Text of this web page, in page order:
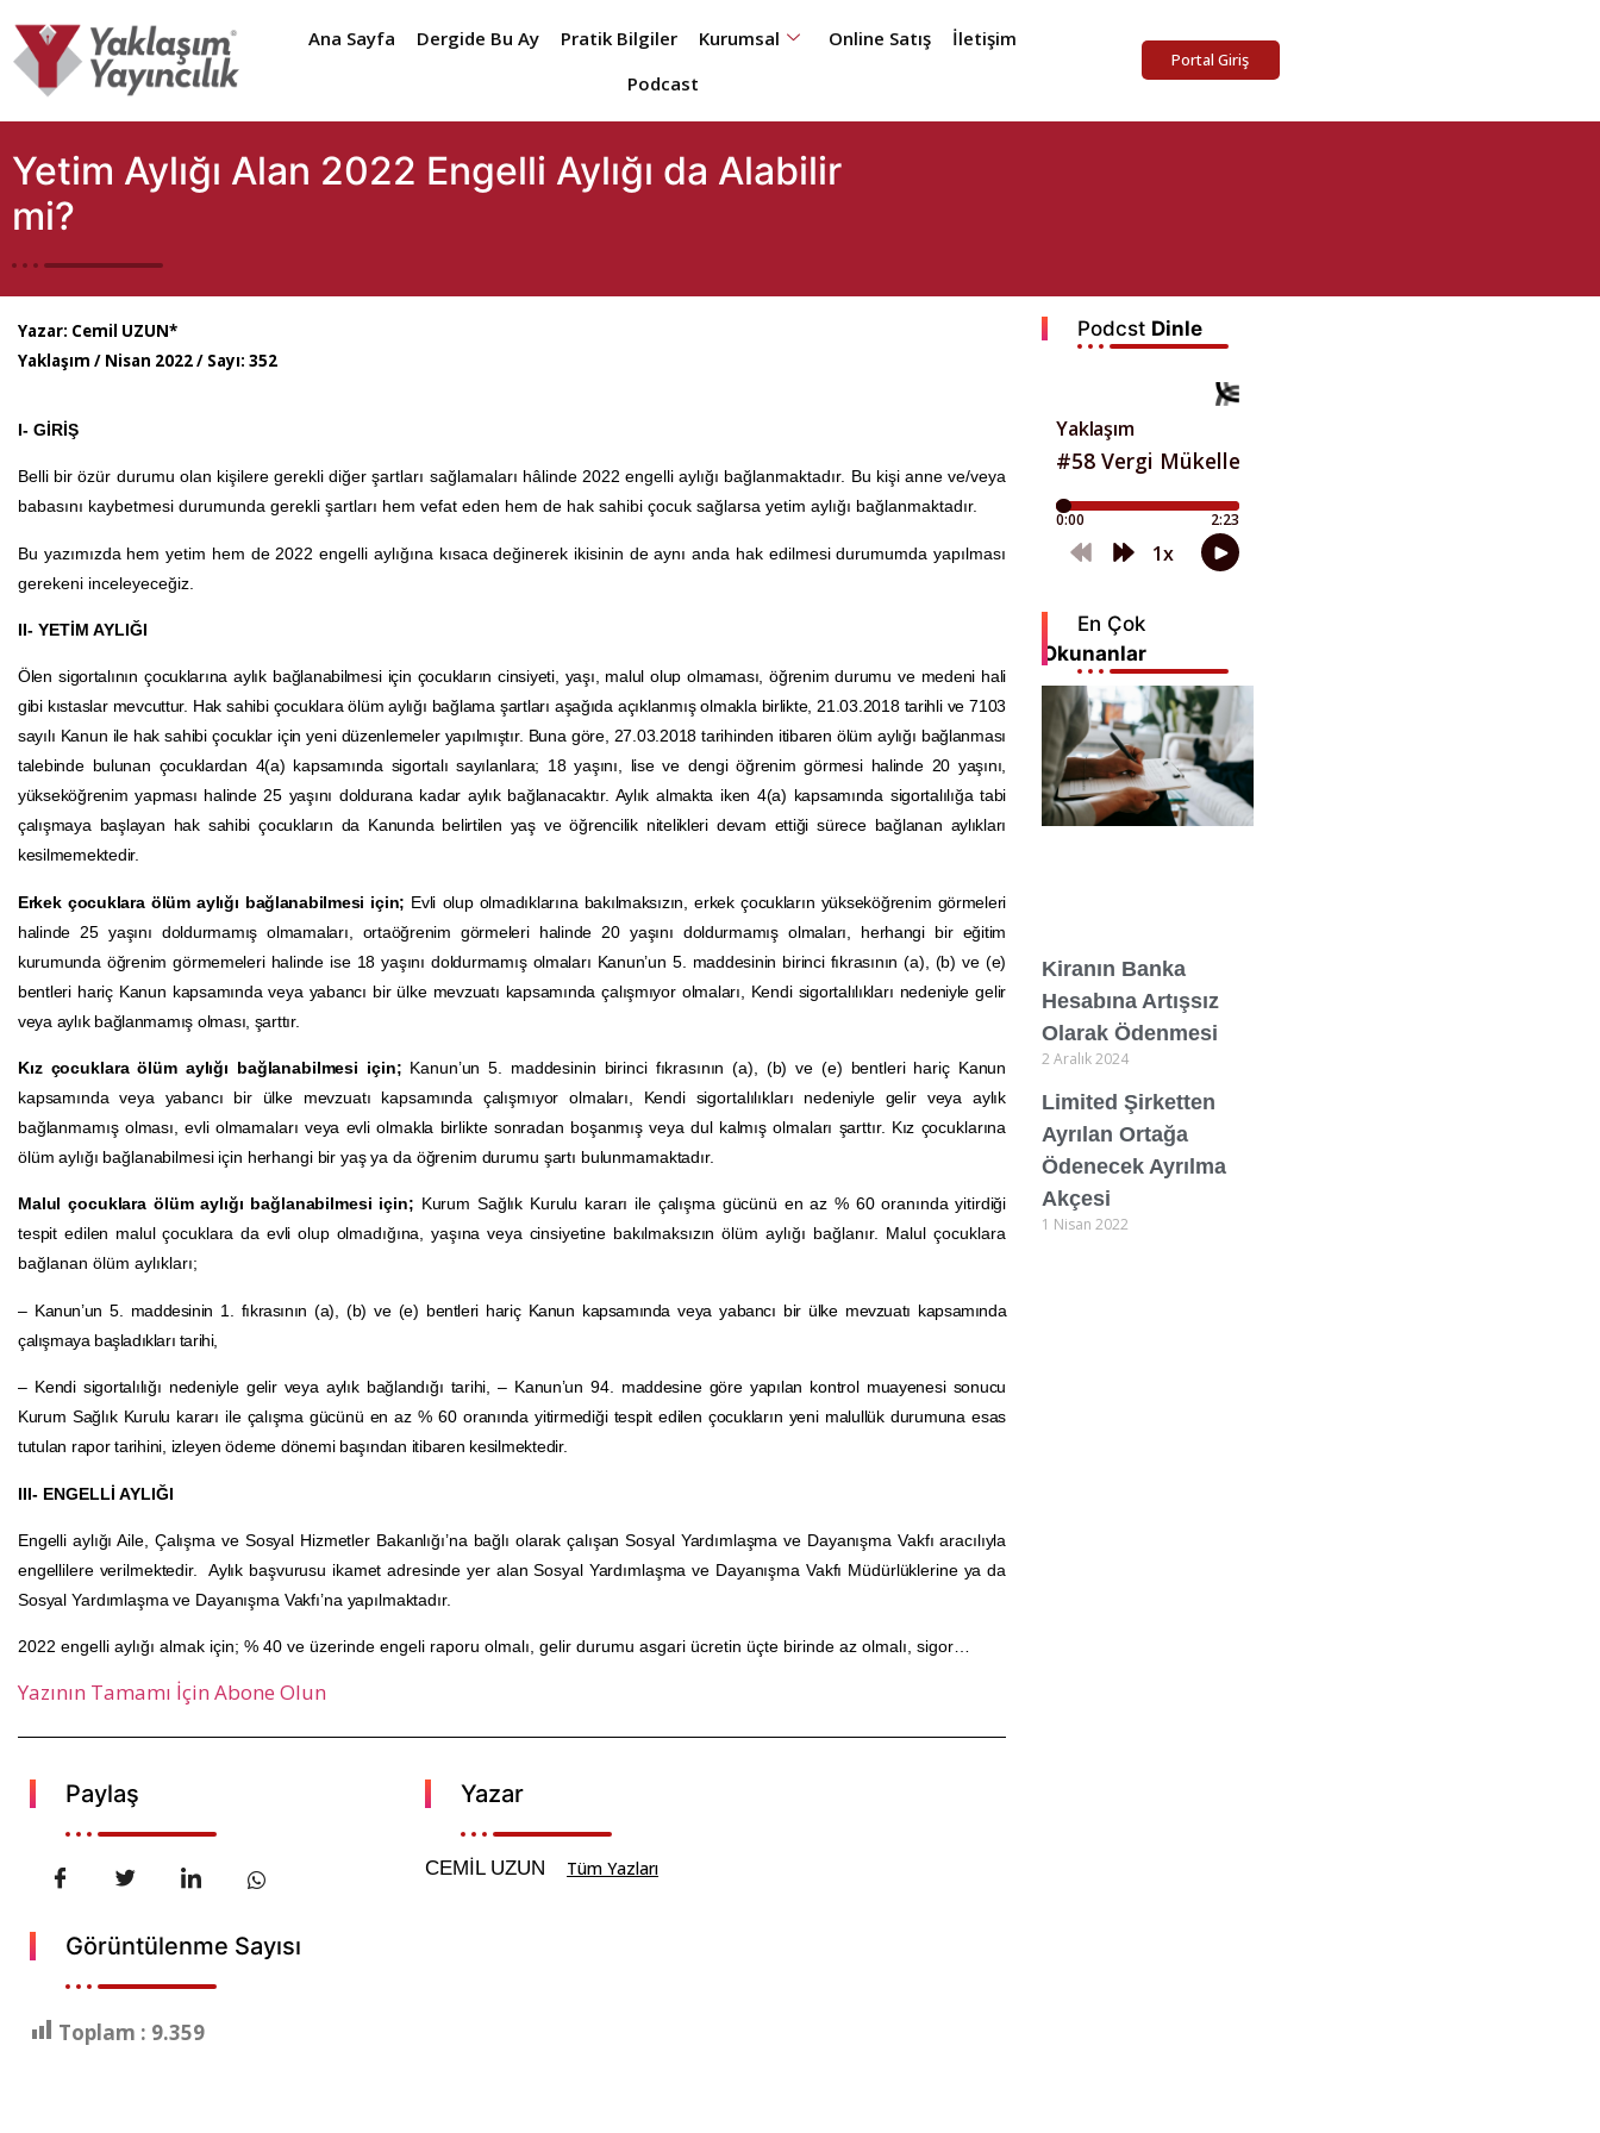
Ana Sayfa Dergide Bu Ay Pratik Bilgiler Kurumsal Online Satış
İletişim
Podcast
Portal Giriş
Yetim Aylığı Alan 2022 Engelli Aylığı da Alabilir
mi?
Yazar: Cemil UZUN*
Yaklaşım / Nisan 2022 / Sayı: 352
I- GİRİŞ
Belli bir özür durumu olan kişilere gerekli diğer şartları sağlamaları hâlinde 2022 engelli aylığı bağlanmaktadır. Bu kişi anne ve/veya
babasını kaybetmesi durumunda gerekli şartları hem vefat eden hem de hak sahibi çocuk sağlarsa yetim aylığı bağlanmaktadır.
Bu yazımızda hem yetim hem de 2022 engelli aylığına kısaca değinerek ikisinin de aynı anda hak edilmesi durumumda yapılması
gerekeni inceleyeceğiz.
II- YETİM AYLIĞI
Ölen sigortalının çocuklarına aylık bağlanabilmesi için çocukların cinsiyeti, yaşı, malul olup olmaması, öğrenim durumu ve medeni hali
gibi kıstaslar mevcuttur. Hak sahibi çocuklara ölüm aylığı bağlama şartları aşağıda açıklanmış olmakla birlikte, 21.03.2018 tarihli ve 7103
sayılı Kanun ile hak sahibi çocuklar için yeni düzenlemeler yapılmıştır. Buna göre, 27.03.2018 tarihinden itibaren ölüm aylığı bağlanması
talebinde bulunan çocuklardan 4(a) kapsamında sigortalı sayılanlara; 18 yaşını, lise ve dengi öğrenim görmesi halinde 20 yaşını,
yükseköğrenim yapması halinde 25 yaşını doldurana kadar aylık bağlanacaktır. Aylık almakta iken 4(a) kapsamında sigortalılığa tabi
çalışmaya başlayan hak sahibi çocukların da Kanunda belirtilen yaş ve öğrencilik nitelikleri devam ettiği sürece bağlanan aylıkları
kesilmemektedir.
Erkek çocuklara ölüm aylığı bağlanabilmesi için; Evli olup olmadıklarına bakılmaksızın, erkek çocukların yükseköğrenim görmeleri
halinde 25 yaşını doldurmamış olmamaları, ortaöğrenim görmeleri halinde 20 yaşını doldurmamış olmaları, herhangi bir eğitim
kurumunda öğrenim görmemeleri halinde ise 18 yaşını doldurmamış olmaları Kanun’un 5. maddesinin birinci fıkrasının (a), (b) ve (e)
bentleri hariç Kanun kapsamında veya yabancı bir ülke mevzuatı kapsamında çalışmıyor olmaları, Kendi sigortalılıkları nedeniyle gelir
veya aylık bağlanmamış olması, şarttır.
Kız çocuklara ölüm aylığı bağlanabilmesi için; Kanun’un 5. maddesinin birinci fıkrasının (a), (b) ve (e) bentleri hariç Kanun
kapsamında veya yabancı bir ülke mevzuatı kapsamında çalışmıyor olmaları, Kendi sigortalılıkları nedeniyle gelir veya aylık
bağlanmamış olması, evli olmamaları veya evli olmakla birlikte sonradan boşanmış veya dul kalmış olmaları şarttır. Kız çocuklarına
ölüm aylığı bağlanabilmesi için herhangi bir yaş ya da öğrenim durumu şartı bulunmamaktadır.
Malul çocuklara ölüm aylığı bağlanabilmesi için; Kurum Sağlık Kurulu kararı ile çalışma gücünü en az % 60 oranında yitirdiği
tespit edilen malul çocuklara da evli olup olmadığına, yaşına veya cinsiyetine bakılmaksızınölüm aylığı bağlanır. Malul çocuklara
bağlanan ölüm aylıkları;
– Kanun’un 5. maddesinin 1. fıkrasının (a), (b) ve (e) bentleri hariç Kanun kapsamında veya yabancı bir ülke mevzuatı kapsamında
çalışmaya başladıkları tarihi,
– Kendi sigortalılığı nedeniyle gelir veya aylık bağlandığı tarihi, – Kanun’un 94. maddesine göre yapılan kontrol muayenesi sonucu
Kurum Sağlık Kurulu kararı ile çalışma gücünü en az % 60 oranında yitirmediği tespit edilen çocukların yeni malullük durumuna esas
tutulan rapor tarihini, izleyen ödeme dönemi başından itibaren kesilmektedir.
III- ENGELLİ AYLIĞI
Engelli aylığı Aile, Çalışma ve Sosyal Hizmetler Bakanlığı’na bağlı olarak çalışan Sosyal Yardımlaşma ve Dayanışma Vakfı aracılıyla
engellilere verilmektedir. Aylık başvurusu ikamet adresinde yer alan Sosyal Yardımlaşma ve Dayanışma Vakfı Müdürlüklerine ya da
Sosyal Yardımlaşma ve Dayanışma Vakfı’na yapılmaktadır.
2022 engelli aylığı almak için; % 40 ve üzerinde engeli raporu olmalı, gelir durumu asgari ücretin üçte birinde az olmalı, sigor…
Yazının Tamamı İçin Abone Olun
Paylaş Yazar
CEMİL UZUN Tüm Yazları
Görüntülenme Sayısı
Toplam : 9.359
Podcst Dinle
En Çok
Okunanlar
Kiranın Banka
Hesabına Artışsız
Olarak Ödenmesi
2 Aralık 2024
Limited Şirketten
Ayrılan Ortağa
Ödenecek Ayrılma
Akçesi
1 Nisan 2022